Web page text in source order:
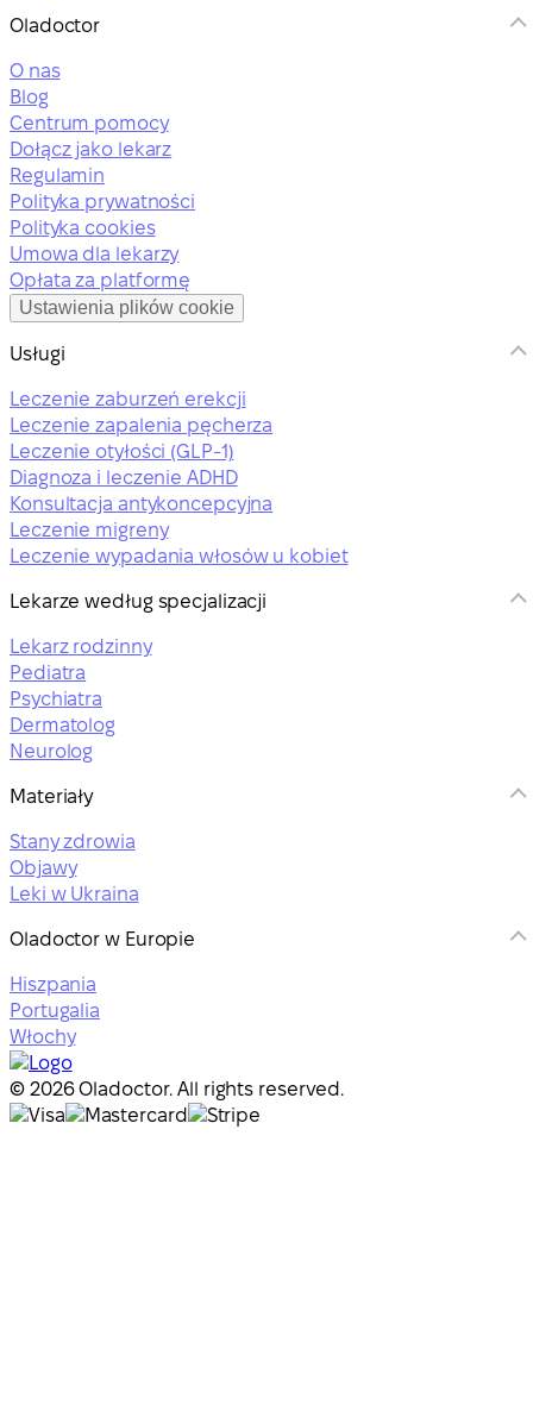
Oladoctor
O nas
Blog
Centrum pomocy
Dołącz jako lekarz
Regulamin
Polityka prywatności
Polityka cookies
Umowa dla lekarzy
Opłata za platformę
Ustawienia plików cookie
Usługi
Leczenie zaburzeń erekcji
Leczenie zapalenia pęcherza
Leczenie otyłości (GLP-1)
Diagnoza i leczenie ADHD
Konsultacja antykoncepcyjna
Leczenie migreny
Leczenie wypadania włosów u kobiet
Lekarze według specjalizacji
Lekarz rodzinny
Pediatra
Psychiatra
Dermatolog
Neurolog
Materiały
Stany zdrowia
Objawy
Leki w Ukraina
Oladoctor w Europie
Hiszpania
Portugalia
Włochy
© 2026 Oladoctor. All rights reserved.